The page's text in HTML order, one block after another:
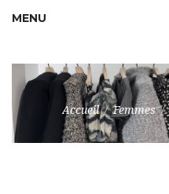
MENU
Accueil / Femmes /